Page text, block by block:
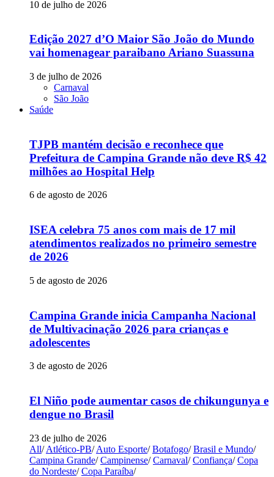
10 de julho de 2026
Edição 2027 d’O Maior São João do Mundo
vai homenagear paraibano Ariano Suassuna
3 de julho de 2026
Carnaval
São João
Saúde
TJPB mantém decisão e reconhece que
Prefeitura de Campina Grande não deve R$ 42
milhões ao Hospital Help
6 de agosto de 2026
ISEA celebra 75 anos com mais de 17 mil
atendimentos realizados no primeiro semestre
de 2026
5 de agosto de 2026
Campina Grande inicia Campanha Nacional
de Multivacinação 2026 para crianças e
adolescentes
3 de agosto de 2026
El Niño pode aumentar casos de chikungunya e
dengue no Brasil
23 de julho de 2026
All/ Atlético-PB/ Auto Esporte/ Botafogo/ Brasil e Mundo/
Campina Grande/ Campinense/ Carnaval/ Confiança/ Copa
do Nordeste/ Copa Paraíba/